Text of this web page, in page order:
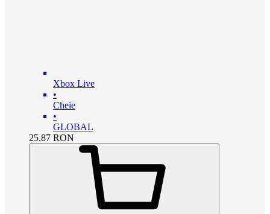
Xbox Live
•
Cheie
•
GLOBAL
25.87 RON